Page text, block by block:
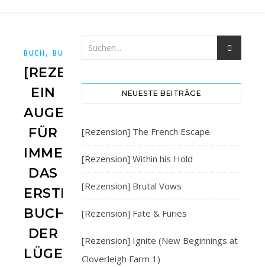
BUCH, BUCHBLOG, BÜCHER
[REZENSION]
EIN
AUGENBLICK
FÜR
IMMER.
DAS
ERSTE
BUCH
DER
LÜGENWAHRHEIT
NEUESTE BEITRÄGE
[Rezension] The French Escape
[Rezension] Within his Hold
[Rezension] Brutal Vows
[Rezension] Fate & Furies
[Rezension] Ignite (New Beginnings at
Cloverleigh Farm 1)